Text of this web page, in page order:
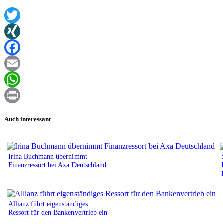
Twitter
XING
Facebook
Email
WhatsApp
Auch interessant
Irina Buchmann übernimmt
Finanzressort bei Axa Deutschland
Allianz führt eigenständiges
Ressort für den Bankenvertrieb ein